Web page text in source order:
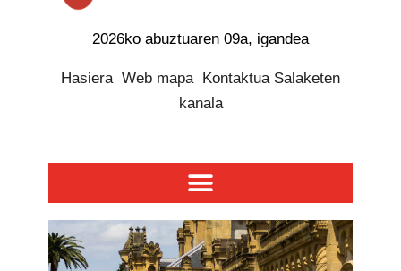
2026ko abuztuaren 09a, igandea
Hasiera Web mapa Kontaktua Salaketen
kanala